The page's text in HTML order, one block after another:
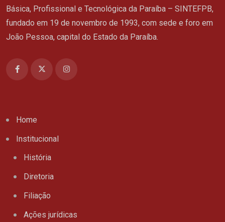
Básica, Profissional e Tecnológica da Paraíba – SINTEFPB,
fundado em 19 de novembro de 1993, com sede e foro em
João Pessoa, capital do Estado da Paraíba.
Home
Institucional
História
Diretoria
Filiação
Ações jurídicas